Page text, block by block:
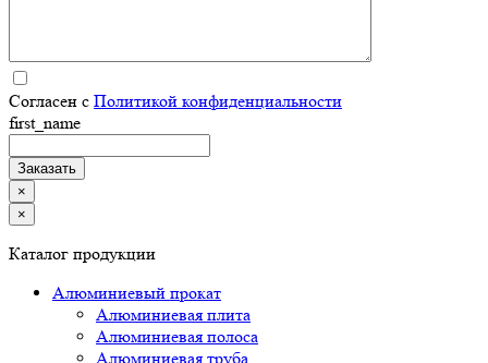
Согласен с Политикой конфиденциальности
first_name
×
×
Каталог продукции
Алюминиевый прокат
Алюминиевая плита
Алюминиевая полоса
Алюминиевая труба